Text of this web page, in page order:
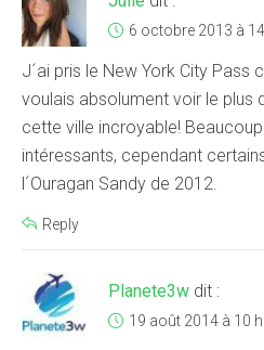
6 octobre 2013 à
J´ai pris le New York City Pass
voulais absolument voir le plus
cette ville incroyable!
intéressants, cependant
l´Ouragan Sandy de 2012.
Reply
Planete3w dit :
19 août 2014 à 10